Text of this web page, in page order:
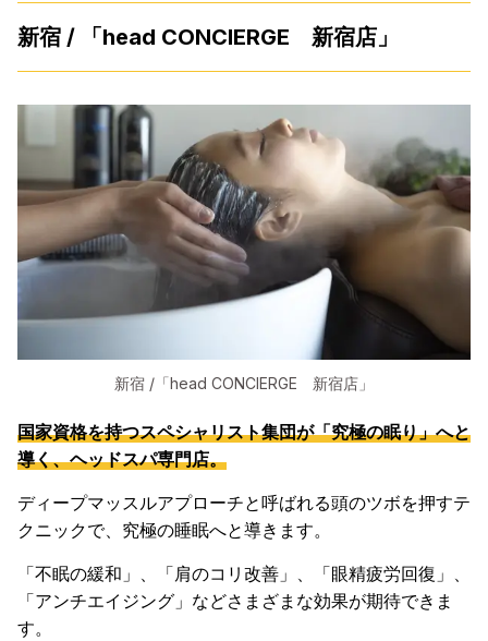
新宿 / 「head CONCIERGE 新宿店」
新宿 /「head CONCIERGE 新宿店」
国家資格を持つスペシャリスト集団が「究極の眠り」へと
導く、ヘッドスパ専門店。
ディープマッスルアプローチと呼ばれる頭のツボを押すテ
クニックで、究極の睡眠へと導きます。
「不眠の緩和」、「肩のコリ改善」、「眼精疲労回復」、
「アンチエイジング」などさまざまな効果が期待できま
す。